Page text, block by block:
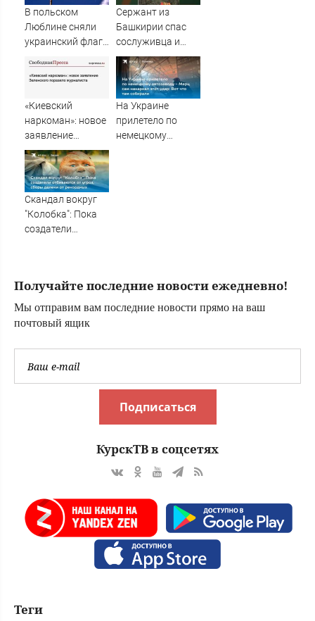
В польском
Люблине сняли
украинский флаг
Вести.ru
Сержант из
Башкирии спас
сослуживца и
получил ранение
в зоне СВО
«Киевский
наркоман»: новое
заявление
Зеленского
поразило
журналиста
На Украине
прилетело по
немецкому
Скандал вокруг
"Колобка": Пока
создатели
рекордных
Получайте последние новости ежедневно!
Мы отправим вам последние новости прямо на ваш
почтовый ящик
Подписаться
КурскТВ в соцсетях
Теги